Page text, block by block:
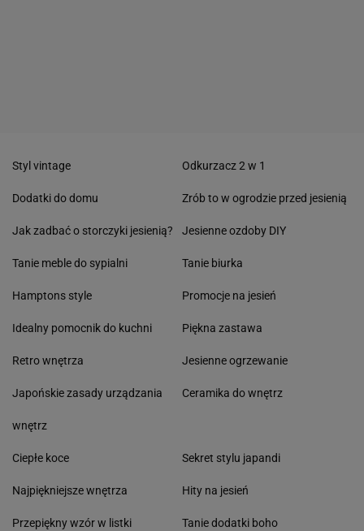
Styl vintage
Dodatki do domu
Jak zadbać o storczyki jesienią?
Tanie meble do sypialni
Hamptons style
Idealny pomocnik do kuchni
Retro wnętrza
Japońskie zasady urządzania
wnętrz
Odkurzacz 2 w 1
Zrób to w ogrodzie przed jesienią
Jesienne ozdoby DIY
Tanie biurka
Promocje na jesień
Piękna zastawa
Jesienne ogrzewanie
Ceramika do wnętrz
Ciepłe koce
Najpiękniejsze wnętrza
Przepiękny wzór w listki
Sekret stylu japandi
Hity na jesień
Tanie dodatki boho